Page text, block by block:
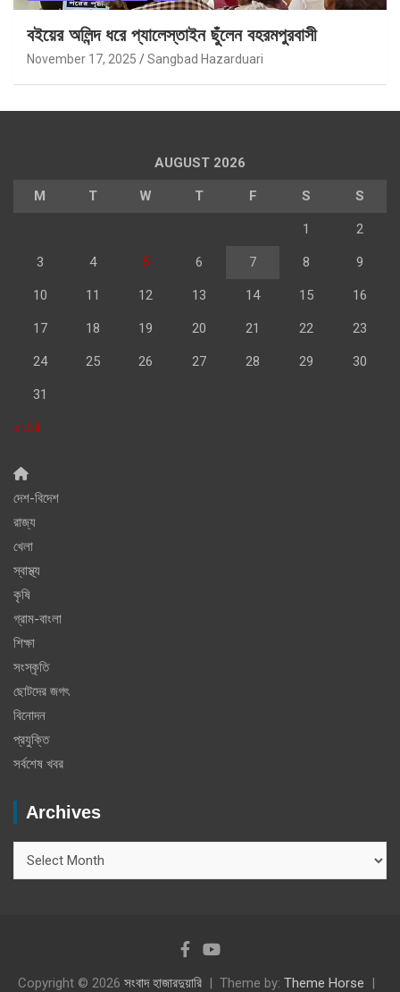
বইয়ের অলিন্দ ধরে প্যালেস্তাইন ছুঁলেন বহরমপুরবাসী
November 17, 2025 Sangbad Hazarduari
AUGUST 2026
M T W T F S S
1 2
3 4 5 6 7 8 9
10 11 12 13 14 15 16
17 18 19 20 21 22 23
24 25 26 27 28 29 30
31
« Jul
দেশ-বিদেশ
রাজ্য
খেলা
স্বাস্থ্য
কৃষি
গ্রাম-বাংলা
শিক্ষা
সংস্কৃতি
ছোটদের জগৎ
বিনোদন
প্রযুক্তি
সর্বশেষ খবর
Archives
Copyright © 2026 সংবাদ হাজারদুয়ারি Theme by: Theme Horse